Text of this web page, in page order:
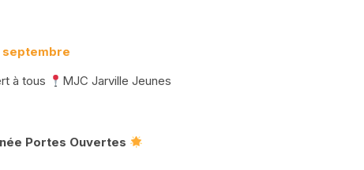
septembre
à tous
MJC Jarville Jeunes
Portes Ouvertes